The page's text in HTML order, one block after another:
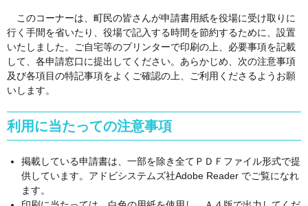
このコーナーは、町民の皆さんが申請書用紙を役場に受け取りに
行く手間を省いたり、役場で記入する時間を節約するために、設置
いたしました。ご自宅等のプリンターで印刷の上、必要事項を記載
して、各申請窓口に提出してください。あらかじめ、次の注意事項
及び各項目の特記事項をよくご確認の上、ご利用くださるようお願
いします。
利用に当たっての注意事項
掲載している申請書は、一部を除き全てＰＤＦファイル形式で提
供しています。アドビシステムズ社Adobe Reader でご覧になれ
ます。